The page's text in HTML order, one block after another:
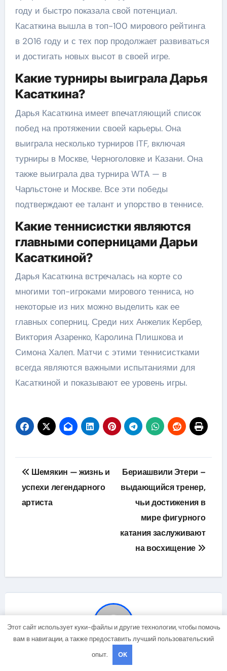
году и быстро показала свой потенциал.
Касаткина вышла в топ-100 мирового рейтинга
в 2016 году и с тех пор продолжает развиваться
и достигать новых высот в своей игре.
Какие турниры выиграла Дарья
Касаткина?
Дарья Касаткина имеет впечатляющий список
побед на протяжении своей карьеры. Она
выиграла несколько турниров ITF, включая
турниры в Москве, Черноголовке и Казани. Она
также выиграла два турнира WTA — в
Чарльстоне и Москве. Все эти победы
подтверждают ее талант и упорство в теннисе.
Какие теннисистки являются
главными соперницами Дарьи
Касаткиной?
Дарья Касаткина встречалась на корте со
многими топ-игроками мирового тенниса, но
некоторые из них можно выделить как ее
главных соперниц. Среди них Анжелик Кербер,
Виктория Азаренко, Каролина Плишкова и
Симона Халеп. Матчи с этими теннисистками
всегда являются важными испытаниями для
Касаткиной и показывают ее уровень игры.
Навигация
по
записям
Шемякин — жизнь и
успехи легендарного
артиста
Бериашвили Этери –
выдающийся тренер,
чьи достижения в
мире фигурного
катания заслуживают
на восхищение
mining_broth
Этот сайт использует куки-файлы и другие технологии, чтобы помочь
вам в навигации, а также предоставить лучший пользовательский
опыт.
OK